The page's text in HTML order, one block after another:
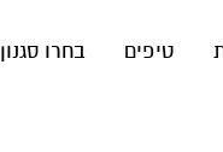
טיפים
בחרו סגנון